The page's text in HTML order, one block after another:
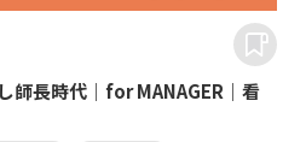
師長時代｜for MANAGER｜看